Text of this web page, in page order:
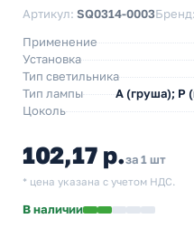
Артикул: SQ0314-0003Бренд:
Применение
Установка
Тип светильника
Тип лампы
A (груша); P
Цоколь
102,17 р.за 1 шт
* цена указана с учетом НДС.
В наличии